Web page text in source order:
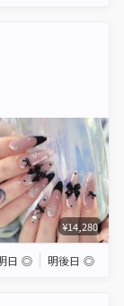
¥14,280
日 ◎ 明後日 ◎